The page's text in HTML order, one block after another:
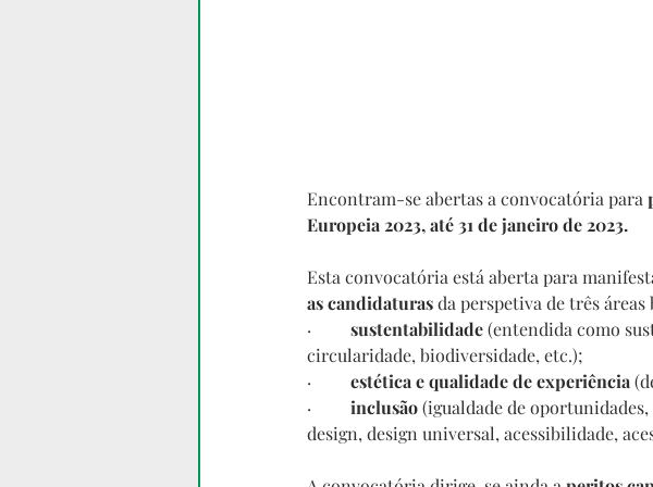
Encontram-se abertas a convocatória para
Europeia 2023, até 31 de janeiro de 2023.
Esta convocatória está aberta para
as candidaturas da perspetiva de três
· sustentabilidade (entendida como
circularidade, biodiversidade, etc.);
·
  estética e qualidade de experiência
·
inclusão (igualdade de
design, design universal, acessibilidade,